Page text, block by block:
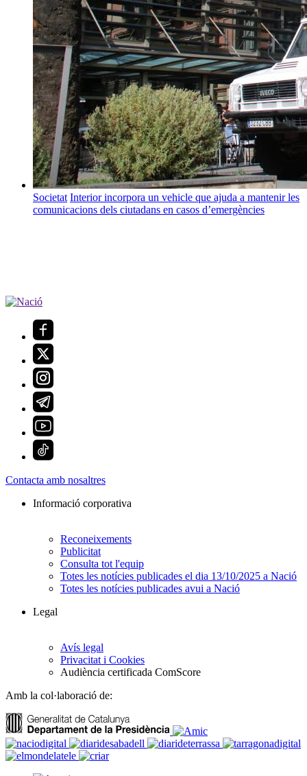
Societat Interior incorpora un vehicle que ajuda a mantenir les
comunicacions dels ciutadans en casos d’emergències
Contacta amb nosaltres
Informació corporativa
Reconeixements
Publicitat
Consulta tot l'equip
Totes les notícies publicades el dia 13/10/2025 a Nació
Totes les notícies publicades avui a Nació
Legal
Avís legal
Privacitat i Cookies
Audiència certificada ComScore
Amb la col·laboració de: